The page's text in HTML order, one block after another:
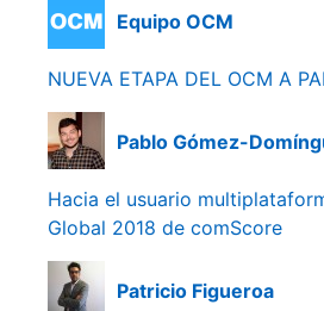
Equipo OCM
NUEVA ETAPA DEL OCM A
Pablo Gómez-
Hacia el usuario
Global 2018 de comScore
Patricio Figueroa